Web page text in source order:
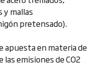
y mallas
pretensado).
apuesta en materia de
emisiones de CO2